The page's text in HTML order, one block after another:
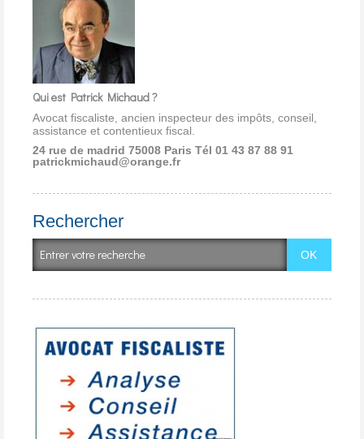
Qui est Patrick Michaud ?
Avocat fiscaliste, ancien inspecteur des impôts, conseil,
assistance et contentieux fiscal.
24 rue de madrid 75008 Paris Tél 01 43 87 88 91
patrickmichaud@orange.fr
Rechercher